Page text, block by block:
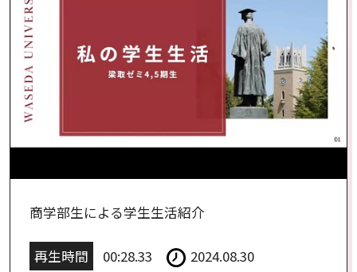
商学部生による学生生活紹介
再生時間 00:28.33 2024.08.30